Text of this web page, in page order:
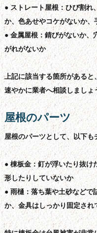
● ストレート屋根：ひび割れ
か、色あせやコケがないか
● 金属屋根：錆びがないか、
がれがないか
上記に該当する箇所があると
速やかに業者へ相談しましょ
屋根のパーツ
屋根のパーツとして、以下
● 棟板金：釘が浮いたり抜け
形したりしていないか
● 雨樋：落ち葉や土砂などで
か、金具はしっかり固定され